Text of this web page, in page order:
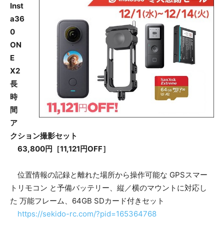
Inst
a36
0
ON
E
X2
長
時
間
ア
クション撮影セット
63,800円［11,121円OFF］
位置情報の記録と離れた場所から操作可能な GPSスマー
トリモコン と予備バッテリー、縦／横のマウントに対応し
た 万能フレーム、64GB SDカード付きセット
https://sekido-rc.com/?pid=165364768